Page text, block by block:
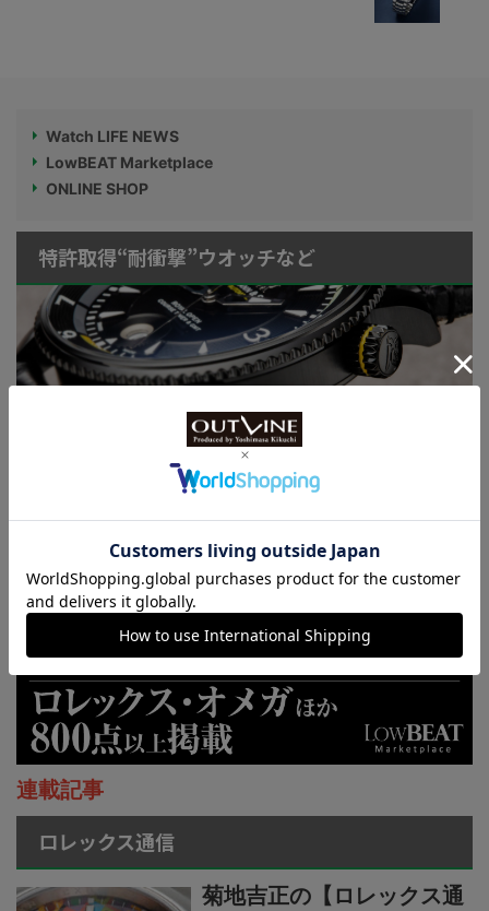
Watch LIFE NEWS
LowBEAT Marketplace
ONLINE SHOP
特許取得“耐衝撃”ウオッチなど
KUOE：総まとめ
連載記事
ロレックス通信
菊地吉正の【ロレックス通